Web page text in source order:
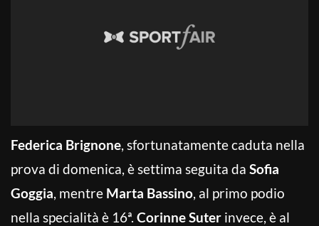
Federica Brignone, sfortunatamente caduta nella
prova di domenica, è settima seguita da Sofia
Goggia, mentre Marta Bassino, al primo podio
nella specialità è 16ª. Corinne Suter invece, è al